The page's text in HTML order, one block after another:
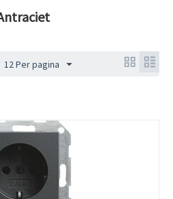
12 Per pagina